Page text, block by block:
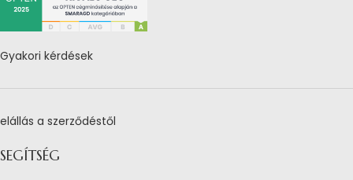
Gyakori kérdések
elállás a szerződéstől
SEGÍTSÉG